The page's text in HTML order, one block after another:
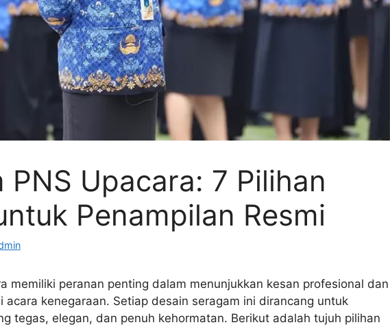
PNS Upacara: 7 Pilihan
Penampilan Resmi
memiliki peranan penting dalam menunjukkan kesan profesional dan
acara kenegaraan. Setiap desain seragam ini dirancang untuk
tegas, elegan, dan penuh kehormatan. Berikut adalah tujuh pilihan